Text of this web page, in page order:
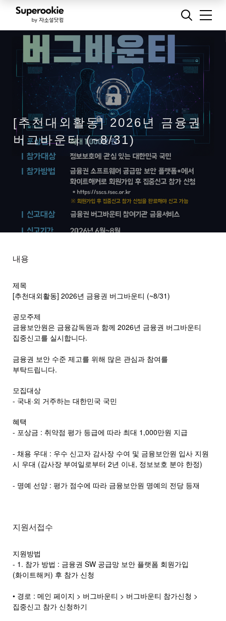
[추천대외활동] 2026년 금융권
버그바운티 (~8/31)
내용
제목
[추천대외활동] 2026년 금융권 버그바운티 (~8/31)
공모주제
금융보안원은 금융감독원과 함께 2026년 금융권 버그바운티
집중신고를 실시합니다.
금융권 보안 수준 제고를 위해 많은 관심과 참여를
부탁드립니다.
모집대상
- 국내·외 거주하는 대한민국 국민
혜택
- 포상금 : 취약점 평가 등급에 따라 최대 1,000만원 지급
- 채용 우대 : 우수 신고자 감사장 수여 및 금융보안원 입사 지원
시 우대 (감사장 부여일로부터 2년 이내, 정보보호 분야 한정)
- 명예 선양 : 평가 점수에 따라 금융보안원 명예의 전당 등재
지원서접수
지원방법
- 1. 참가 방법 : 금융권 SW 공급망 보안 플랫폼 회원가입
(화이트해커) 후 참가 신청
• 경로 : 메인 페이지 > 버그바운티 > 버그바운티 참가신청 >
집중신고 참가 신청하기